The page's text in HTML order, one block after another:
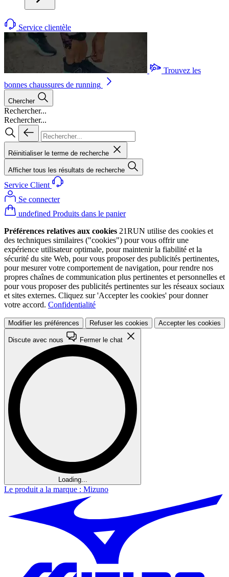
Service clientèle
Trouvez les
bonnes chaussures de running
Chercher
Rechercher...
Rechercher...
Réinitialiser le terme de recherche
Afficher tous les résultats de recherche
Service Client
Se connecter
undefined Produits dans le panier
Préférences relatives aux cookies 21RUN utilise des cookies et
des techniques similaires ("cookies") pour vous offrir une
expérience utilisateur optimale, pour maintenir la fiabilité et la
sécurité du site Web, pour vous proposer des publicités pertinentes,
pour mesurer votre comportement de navigation, pour rendre nos
propres chaînes de communication plus pertinentes et personnelles et
pour vous proposer des publicités pertinentes sur les réseaux sociaux
et sites externes. Cliquez sur 'Accepter les cookies' pour donner
votre accord. Confidentialité
Modifier les préférences Refuser les cookies Accepter les cookies
Discute avec nous Fermer le chat
Loading...
Le produit a la marque : Mizuno